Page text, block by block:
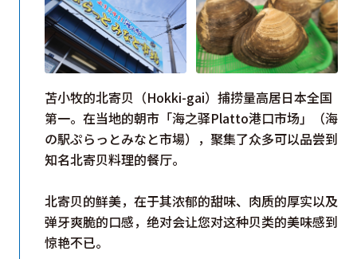
苫小牧的北寄贝（Hokki-gai）捕捞量高居日本全国
第一。在当地的朝市「海之驿Platto港口市场」（海
の駅ぷらっとみなと市場），聚集了众多可以品尝到
知名北寄贝料理的餐厅。
北寄贝的鲜美，在于其浓郁的甜味、肉质的厚实以及
弹牙爽脆的口感，绝对会让您对这种贝类的美味感到
惊艳不已。